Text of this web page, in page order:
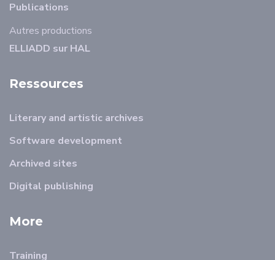
Publications
Autres productions
ELLIADD sur HAL
Ressources
Literary and artistic archives
Software development
Archived sites
Digital publishing
More
Training